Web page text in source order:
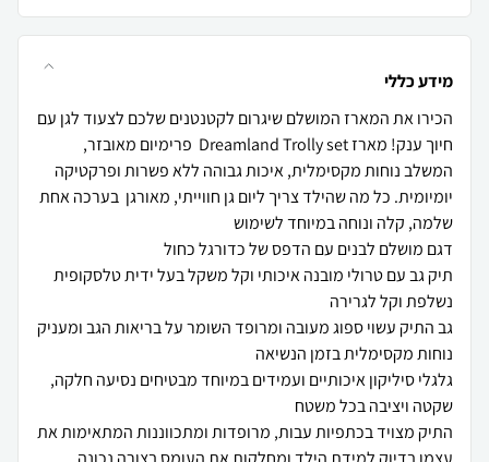
מידע כללי
הכירו את המארז המושלם שיגרום לקטנטנים שלכם לצעוד לגן עם
חיוך ענק! מארז Dreamland Trolly set פרימיום מאובזר,
המשלב נוחות מקסימלית, איכות גבוהה ללא פשרות ופרקטיקה
יומיומית. כל מה שהילד צריך ליום גן חווייתי, מאורגן בערכה אחת
תיק גב עם טרולי מובנה איכותי וקל משקל בעל ידית טלסקופית
גב התיק עשוי ספוג מעובה ומרופד השומר על בריאות הגב ומעניק
גלגלי סיליקון איכותיים ועמידים במיוחד מבטיחים נסיעה חלקה,
התיק מצויד בכתפיות עבות, מרופדות ומתכווננות המתאימות את